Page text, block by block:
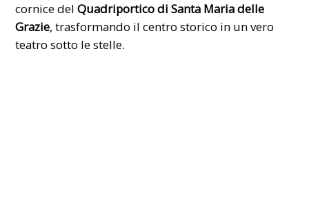
cornice delQuadriportico di Santa Maria delle
Grazie, trasformando il centro storico in un vero
teatro sotto le stelle.